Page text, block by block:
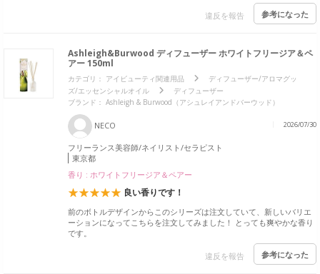
違反を報告 参考になった
Ashleigh&Burwood ディフューザー ホワイトフリージア＆ペ
アー 150ml
カテゴリ： アイビューティ関連用品
ディフューザー/アロマグッ
ズ/エッセンシャルオイル
ディフューザー
ブランド： Ashleigh & Burwood（アシュレイアンドバーウッド）
NECO 2026/07/30
フリーランス美容師/ネイリスト/セラピスト
東京都
香り : ホワイトフリージア＆ペアー
良い香りです！
前のボトルデザインからこのシリーズは注文していて、新しいバリエ
ーションになってこちらを注文してみました！ とっても爽やかな香り
です。
違反を報告 参考になった